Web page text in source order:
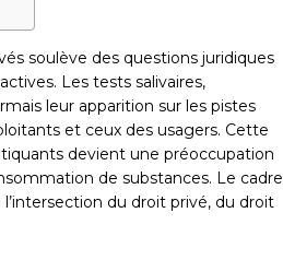
soulève des questions juridiques
Les tests salivaires,
leur apparition sur les pistes
et ceux des usagers. Cette
devient une préoccupation
de substances. Le cadre
du droit privé, du droit